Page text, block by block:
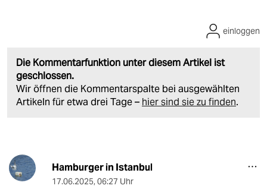
Die Kommentarfunktion unter diesem Artikel ist
geschlossen.
Wir öffnen die Kommentarspalte bei ausgewählten
Artikeln für etwa drei Tage – hier sind sie zu finden.
einloggen
Hamburger in Istanbul
17.06.2025, 06:27 Uhr